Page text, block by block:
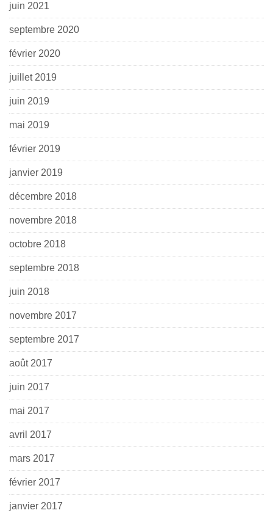
juin 2021
septembre 2020
février 2020
juillet 2019
juin 2019
mai 2019
février 2019
janvier 2019
décembre 2018
novembre 2018
octobre 2018
septembre 2018
juin 2018
novembre 2017
septembre 2017
août 2017
juin 2017
mai 2017
avril 2017
mars 2017
février 2017
janvier 2017